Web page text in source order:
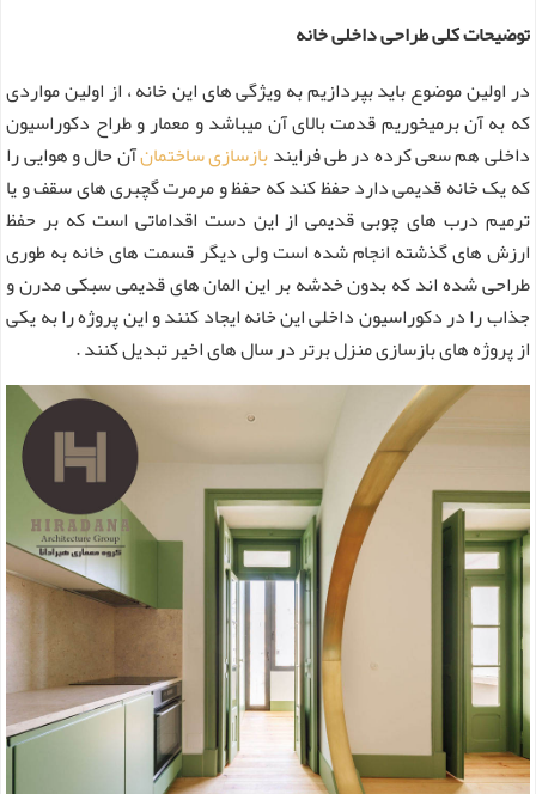
توضیحات کلی طراحی داخلی خانه
در اولین موضوع باید بپردازیم به ویژگی های این خانه ، از اولین مواردی
که به آن برمیخوریم قدمت بالای آن میباشد و معمار و طراح دکوراسیون
داخلی هم سعی کرده در طی فرایندبازسازی ساختمانآن حال و هوایی را
که یک خانه قدیمی دارد حفظ کند که حفظ و مرمرت گچبری های سقف و یا
ترمیم درب های چوبی قدیمی از این دست اقداماتی است که بر حفظ
ارزش های گذشته انجام شده است ولی دیگر قسمت های خانه به طوری
طراحی شده اند که بدون خدشه بر این المان های قدیمی سبکی مدرن و
جذاب را در دکوراسیون داخلی این خانه ایجاد کنند و این پروژه را به یکی
از پروژه های بازسازی منزل برتر در سال های اخیر تبدیل کنند .